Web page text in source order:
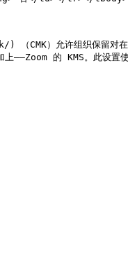
）允许组织保留对在
——Zoom 的 KMS。此设